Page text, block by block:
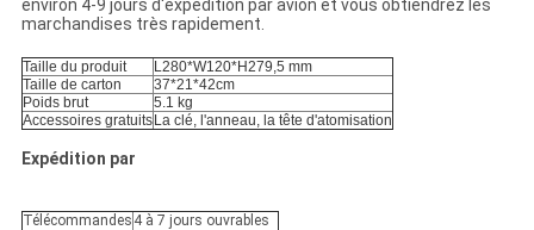
environ 4-9 jours d'expédition par avion et vous obtiendrez les
marchandises très rapidement.
Taille du produit
L280*W120*H279,5 mm
Taille de carton
37*21*42cm
Poids brut
5.1 kg
Accessoires gratuitsLa clé, l'anneau, la tête d'atomisation
Expédition par
Télécommandes 4 à 7 jours ouvrables